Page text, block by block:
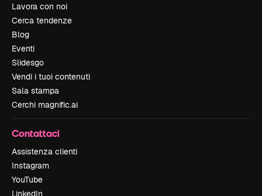
Lavora con noi
Cerca tendenze
Blog
Eventi
Slidesgo
Vendi i tuoi contenuti
Sala stampa
Cerchi magnific.ai
Contattaci
Assistenza clienti
Instagram
YouTube
LinkedIn